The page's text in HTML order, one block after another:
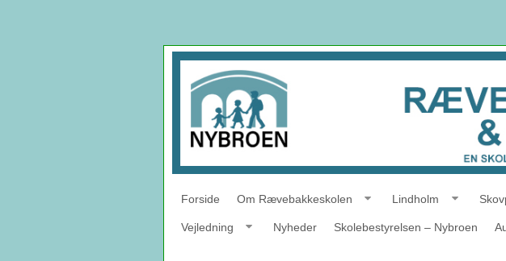
Forside Om Rævebakkeskolen Lindholm
Vejledning Nyheder Skolebestyrelsen – Nybroen